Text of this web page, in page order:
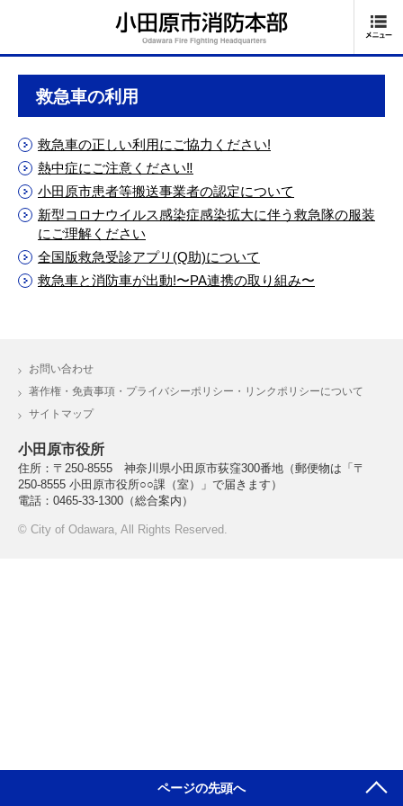
救急車の利用
救急車の正しい利用にご協力ください!
熱中症にご注意ください‼
小田原市患者等搬送事業者の認定について
新型コロナウイルス感染症感染拡大に伴う救急隊の服装
にご理解ください
全国版救急受診アプリ(Q助)について
救急車と消防車が出動!〜PA連携の取り組み〜
ページの先頭へ
お問い合わせ
著作権・免責事項・プライバシーポリシー・リンクポリシーについて
サイトマップ
小田原市役所
住所：〒250-8555 神奈川県小田原市荻窪300番地 （郵便物は「〒
250-8555 小田原市役所○○課（室）」で届きます）
電話：0465-33-1300（総合案内）
© City of Odawara, All Rights Reserved.